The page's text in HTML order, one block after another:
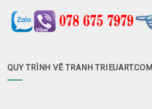
QUY TRÌNH VẼ TRANH TRIEUART.COM